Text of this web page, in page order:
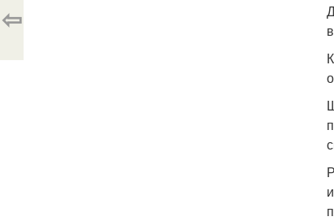
⇦